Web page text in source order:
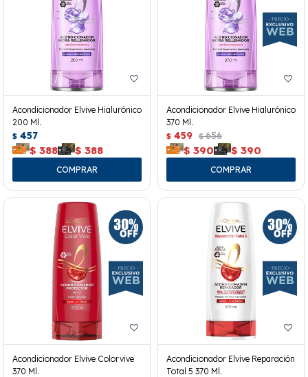
Acondicionador Elvive Hialurónico
200 Ml.
$ 457
$ 388 $ 388
Acondicionador Elvive Hialurónico
370 Ml.
$ 459 $ 656
$ 390 $ 390
Acondicionador Elvive Colorvive
370 Ml.
Acondicionador Elvive Reparación
Total 5 370 Ml.